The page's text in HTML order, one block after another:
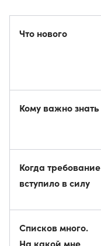
Что нового
Кому важно знать
Когда требование
вступило в силу
Списков много.
На какой мне